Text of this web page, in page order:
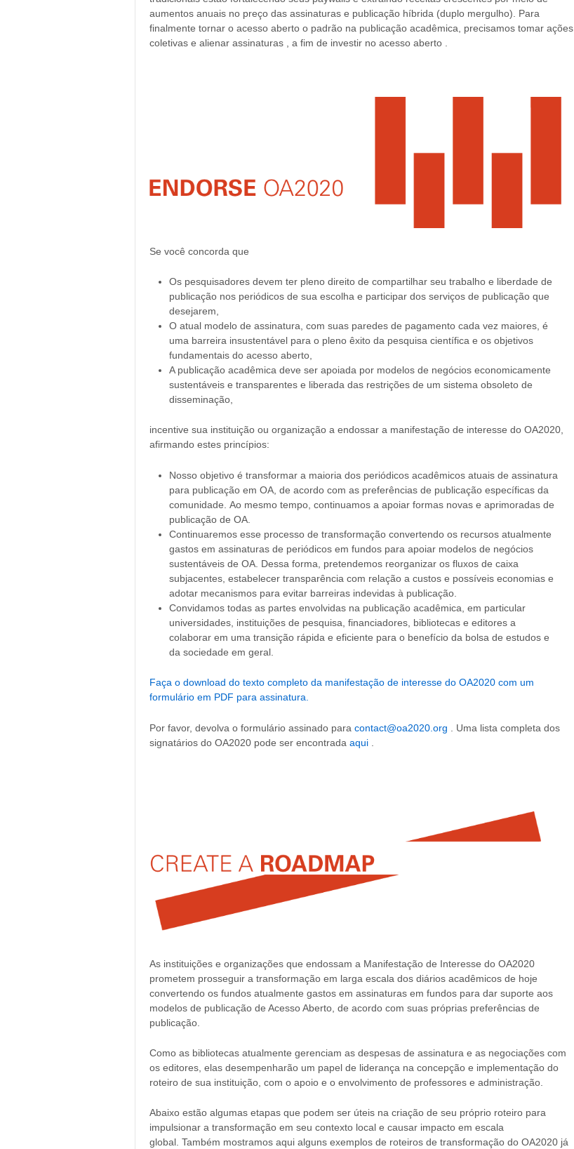
aumentos anuais no preço das assinaturas e publicação híbrida (duplo mergulho). Para
finalmente tornar o acesso aberto o padrão na publicação acadêmica, precisamos tomar ações
coletivas e alienar assinaturas , a fim de investir no acesso aberto
Se você concorda que
Os pesquisadores devem ter pleno direito de compartilhar seu trabalho e liberdade de
publicação nos periódicos de sua escolha e participar dos serviços de publicação que
desejarem,
O atual modelo de assinatura, com suas paredes de pagamento cada vez maiores, é
uma barreira insustentável para o pleno êxito da pesquisa científica e os objetivos
fundamentais do acesso aberto,
A publicação acadêmica deve ser apoiada por modelos de negócios economicamente
sustentáveis e transparentes e liberada das restrições de um sistema obsoleto de
disseminação,
incentive sua instituição ou organização a endossar a manifestação de interesse do OA2020,
afirmando estes princípios:
Nosso objetivo é transformar a maioria dos periódicos acadêmicos atuais de assinatura
para publicação em OA, de acordo com as preferências de publicação específicas da
comunidade. Ao mesmo tempo, continuamos a apoiar formas novas e aprimoradas de
publicação de OA.
Continuaremos esse processo de transformação convertendo os recursos atualmente
gastos em assinaturas de periódicos em fundos para apoiar modelos de negócios
sustentáveis de OA. Dessa forma, pretendemos reorganizar os fluxos de caixa
subjacentes, estabelecer transparência com relação a custos e possíveis economias e
adotar mecanismos para evitar barreiras indevidas à publicação.
Convidamos todas as partes envolvidas na publicação acadêmica, em particular
universidades, instituições de pesquisa, financiadores, bibliotecas e editores a
colaborar em uma transição rápida e eficiente para o benefício da bolsa de estudos e
da sociedade em geral.
Faça o download do texto completo da manifestação de interesse do OA2020 com um
formulário em PDF para assinatura.
Por favor, devolva o formulário assinado para contact@oa2020.org . Uma lista completa dos
signatários do OA2020 pode ser encontrada aqui
As instituições e organizações que endossam a Manifestação de Interesse do OA2020
prometem prosseguir a transformação em larga escala dos diários acadêmicos de hoje
convertendo os fundos atualmente gastos em assinaturas em fundos para dar suporte aos
modelos de publicação de Acesso Aberto, de acordo com suas próprias preferências de
publicação.
Como as bibliotecas atualmente gerenciam as despesas de assinatura e as negociações com
os editores, elas desempenharão um papel de liderança na concepção e implementação do
roteiro de sua instituição, com o apoio e o envolvimento de professores e administração.
Abaixo estão algumas etapas que podem ser úteis na criação de seu próprio roteiro para
impulsionar a transformação em seu contexto local e causar impacto em escala
global. Também mostramos aqui alguns exemplos de roteiros de transformação do OA2020 já